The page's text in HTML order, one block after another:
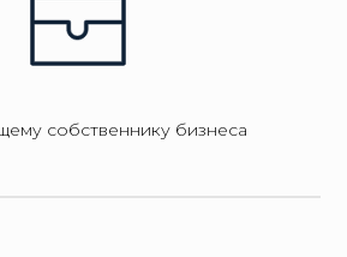
собственнику бизнеса